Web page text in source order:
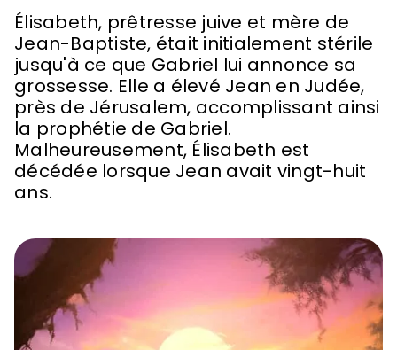
Élisabeth, prêtresse juive et mère de
Jean-Baptiste, était initialement stérile
jusqu'à ce que Gabriel lui annonce sa
grossesse. Elle a élevé Jean en Judée,
près de Jérusalem, accomplissant ainsi
la prophétie de Gabriel.
Malheureusement, Élisabeth est
décédée lorsque Jean avait vingt-huit
ans.